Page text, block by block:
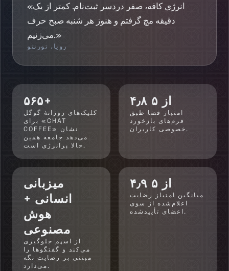
«انرژی کافه، صفر دردسر ثبت‌نام. کمتر از یک
دقیقه مچ گرفتم و هنوز هر شنبه صبح حرف
می‌زنیم.»
رویا، تورنتو
۵۶۵+
کلیک‌های روزانهٔ گوگل
برای «CHAT
COFFEE» نشان
می‌دهد جامعه همین
حالا پرانرژی است.
۴٫۸ از ۵
امتیاز فضا طبق
فرم‌های بازخورد
خصوصی کاربران.
میزبانی
انسانی +
هوش
مصنوعی
از اسپم جلوگیری
می‌کند و گفتگوها را
مبتنی بر رضایت نگه
می‌دارد.
۴٫۹ از ۵
میانگین امتیاز رضایت
اعلام‌شده از سوی
اعضای تأییدشده.